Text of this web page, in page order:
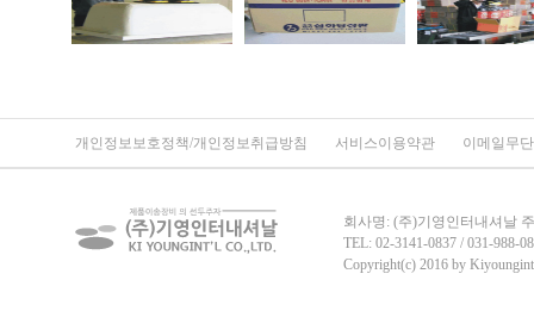
개인정보보호정책/개인정보취급방침 서비스이용약관 이메일무
회사명: (주)기영인터내셔날
TEL: 02-3141-0837 / 031-988-
Copyright(c) 2016 by